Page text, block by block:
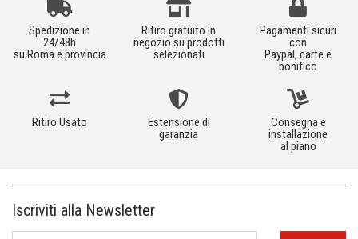
Spedizione in
24/48h
su Roma e provincia
Ritiro gratuito in
negozio su prodotti
selezionati
Pagamenti sicuri
con
Paypal, carte e
bonifico
Ritiro Usato
Estensione di
garanzia
Consegna e
installazione
al piano
Iscriviti alla Newsletter